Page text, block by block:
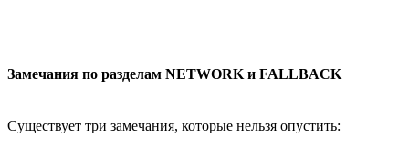
Замечания по разделам NETWORK и FALLBACK
Существует три замечания, которые нельзя опустить: